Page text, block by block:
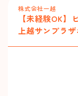
株式会社一越
【未経験OK
上越サンプラザ